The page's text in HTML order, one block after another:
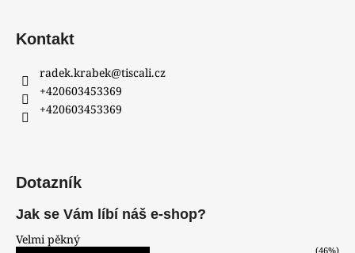
Kontakt
radek.krabek@tiscali.cz
+420603453369
+420603453369
Dotazník
Jak se Vám líbí náš e-shop?
Velmi pěkný
(46%)